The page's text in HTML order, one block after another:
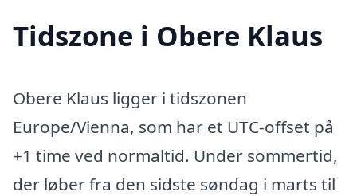
Tidszone i Obere Klaus
Obere Klaus ligger i tidszonen
Europe/Vienna, som har et UTC-offset på
+1 time ved normaltid. Under sommertid,
der løber fra den sidste søndag i marts til